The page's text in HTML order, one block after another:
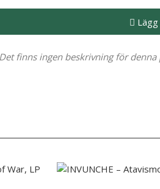
Det finns ingen beskrivning för